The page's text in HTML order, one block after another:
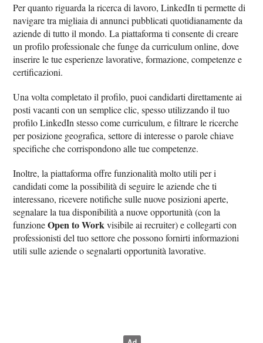
Per quanto riguarda la ricerca di lavoro, LinkedIn ti permette di
navigare tra migliaia di annunci pubblicati quotidianamente da
aziende di tutto il mondo. La piattaforma ti consente di creare
un profilo professionale che funge da curriculum online, dove
inserire le tue esperienze lavorative, formazione, competenze e
certificazioni.
Una volta completato il profilo, puoi candidarti direttamente ai
posti vacanti con un semplice clic, spesso utilizzando il tuo
profilo LinkedIn stesso come curriculum, e filtrare le ricerche
per posizione geografica, settore di interesse o parole chiave
specifiche che corrispondono alle tue competenze.
Inoltre, la piattaforma offre funzionalità molto utili per i
candidati come la possibilità di seguire le aziende che ti
interessano, ricevere notifiche sulle nuove posizioni aperte,
segnalare la tua disponibilità a nuove opportunità (con la
funzioneOpen to Workvisibile ai recruiter) e collegarti con
professionisti del tuo settore che possono fornirti informazioni
utili sulle aziende o segnalarti opportunità lavorative.